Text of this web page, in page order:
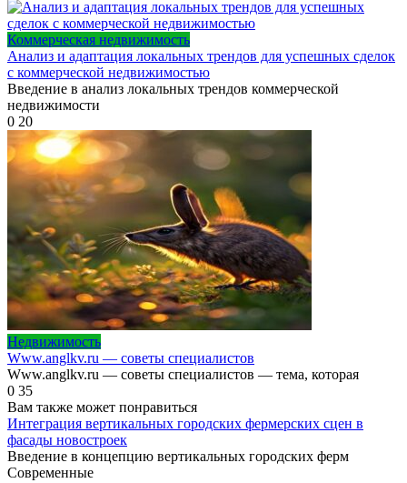
Коммерческая недвижимость
Анализ и адаптация локальных трендов для успешных сделок
с коммерческой недвижимостью
Введение в анализ локальных трендов коммерческой
недвижимости
0 20
Недвижимость
Www.anglkv.ru — советы специалистов
Www.anglkv.ru — советы специалистов — тема, которая
0 35
Вам также может понравиться
Интеграция вертикальных городских фермерских сцен в
фасады новостроек
Введение в концепцию вертикальных городских ферм
Современные